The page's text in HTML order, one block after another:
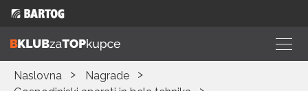
Naslovna
Nagrade